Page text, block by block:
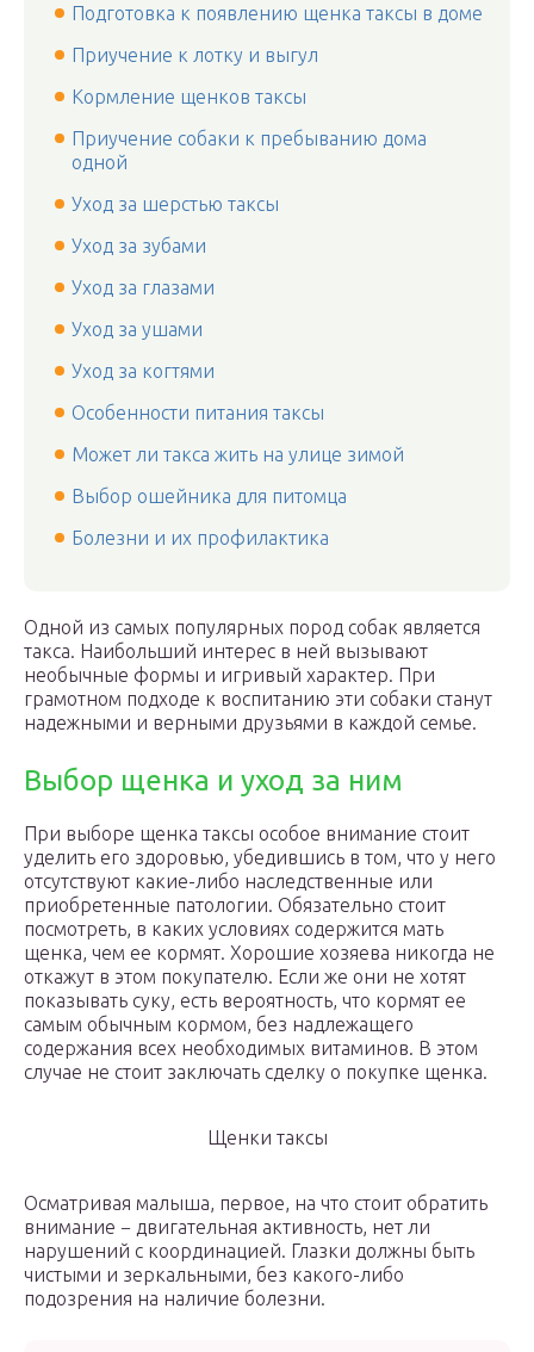
Подготовка к появлению щенка таксы в доме
Приучение к лотку и выгул
Кормление щенков таксы
Приучение собаки к пребыванию дома
одной
Уход за шерстью таксы
Уход за зубами
Уход за глазами
Уход за ушами
Уход за когтями
Особенности питания таксы
Может ли такса жить на улице зимой
Выбор ошейника для питомца
Болезни и их профилактика
Одной из самых популярных пород собак является
такса. Наибольший интерес в ней вызывают
необычные формы и игривый характер. При
грамотном подходе к воспитанию эти собаки станут
надежными и верными друзьями в каждой семье.
Выбор щенка и уход за ним
При выборе щенка таксы особое внимание стоит
уделить его здоровью, убедившись в том, что у него
отсутствуют какие-либо наследственные или
приобретенные патологии. Обязательно стоит
посмотреть, в каких условиях содержится мать
щенка, чем ее кормят. Хорошие хозяева никогда не
откажут в этом покупателю. Если же они не хотят
показывать суку, есть вероятность, что кормят ее
самым обычным кормом, без надлежащего
содержания всех необходимых витаминов. В этом
случае не стоит заключать сделку о покупке щенка.
Щенки таксы
Осматривая малыша, первое, на что стоит обратить
внимание − двигательная активность, нет ли
нарушений с координацией. Глазки должны быть
чистыми и зеркальными, без какого-либо
подозрения на наличие болезни.